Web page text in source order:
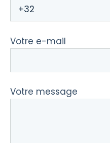
Votre e-mail
Votre message